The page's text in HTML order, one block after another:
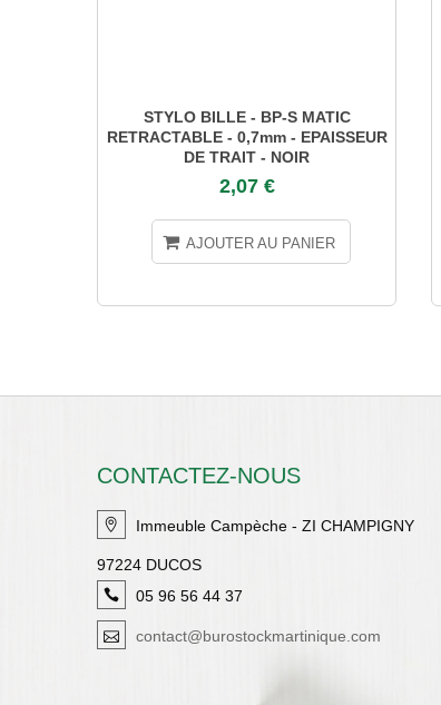
STYLO BILLE - BP-S MATIC
RETRACTABLE - 0,7mm - EPAISSEUR
DE TRAIT - NOIR
2,07 €
AJOUTER AU PANIER
CONTACTEZ-NOUS
Immeuble Campèche - ZI CHAMPIGNY
97224 DUCOS
05 96 56 44 37
contact@burostockmartinique.com